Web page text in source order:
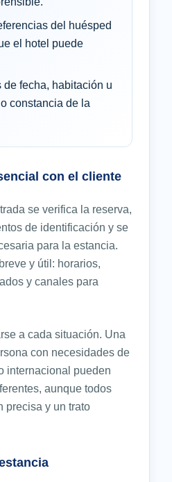
del huésped
el hotel puede
de fecha, habitación u
constancia de la
con el cliente
se verifica la reserva,
de identificación y se
para la estancia.
y útil: horarios,
y canales para
a cada situación. Una
con necesidades de
internacional pueden
aunque todos
precisa y un trato